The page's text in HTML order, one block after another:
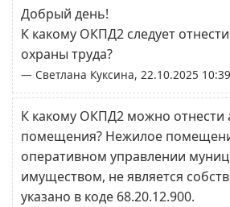
Добрый день!
К какому ОКПД2 следует
охраны труда?
— Светлана Куксина, 22.10.2025 10:39
К какому ОКПД2 можно отнести
помещения? Нежилое
оперативном управлении
имуществом, не является
указано в коде 68.20.12.900.